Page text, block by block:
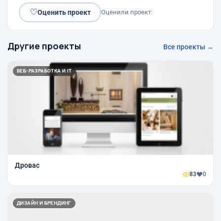
♡Оценить проект Оценили проект:
Другие проекты Все проекты →
ВЕБ-РАЗРАБОТКА И IT
Дровас
83 0
ДИЗАЙН И БРЕНДИНГ